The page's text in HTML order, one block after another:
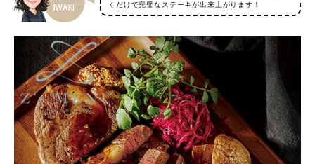
くだけで完璧なステーキが出来上がります！